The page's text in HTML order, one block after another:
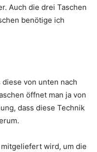
Auch die drei Taschen
benötige ich
von unten nach
öffnet man ja von
dass diese Technik
wird, um die